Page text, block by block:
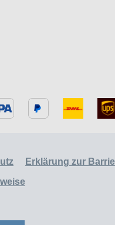
Erklärung zur